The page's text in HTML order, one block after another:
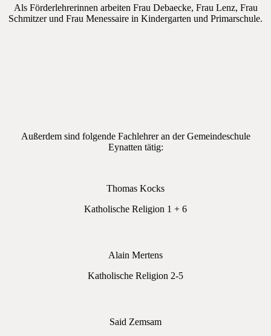
Als Förderlehrerinnen arbeiten Frau Debaecke, Frau Lenz, Frau
Schmitzer und Frau Menessaire in Kindergarten und Primarschule.
Außerdem sind folgende Fachlehrer an der Gemeindeschule
Eynatten tätig:
Thomas Kocks
Katholische Religion 1 + 6
Alain Mertens
Katholische Religion 2-5
Said Zemsam